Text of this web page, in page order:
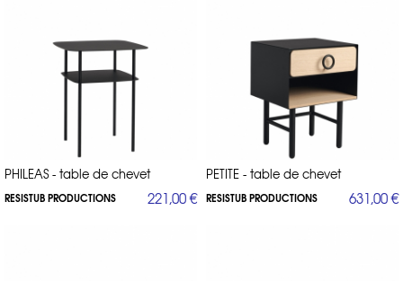
PHILEAS - table de chevet
RESISTUB PRODUCTIONS 221,00 €
PETITE - table de chevet
RESISTUB PRODUCTIONS 631,00 €